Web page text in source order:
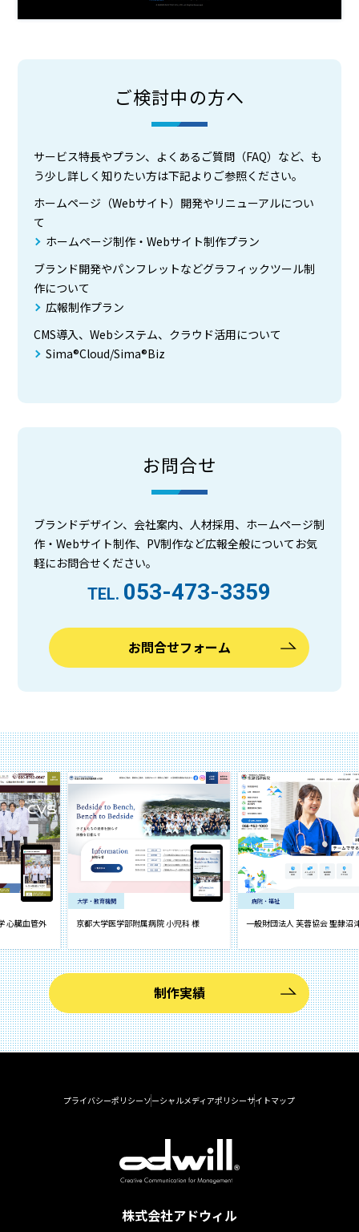
ご検討中の方へ
サービス特長やプラン、よくあるご質問（FAQ）など、も
う少し詳しく知りたい方は下記よりご参照ください。
ホームページ（Webサイト）開発やリニューアルについ
て
ホームページ制作・Webサイト制作プラン
ブランド開発やパンフレットなどグラフィックツール制
作について
広報制作プラン
CMS導入、Webシステム、クラウド活用について
Sima®Cloud/Sima®Biz
お問合せ
ブランドデザイン、会社案内、人材採用、ホームページ制
作・Webサイト制作、PV制作など広報全般についてお気
軽にお問合せください。
TEL. 053-473-3359
お問合せフォーム
血管外
大学・教育機関
京都大学医学部附属病院 小児科 様
病院・福祉
一般財団法人 芙蓉協会 聖隷沼津病
制作実績
プライバシーポリシーソーシャルメディアポリシーサイトマップ
株式会社アドウィル